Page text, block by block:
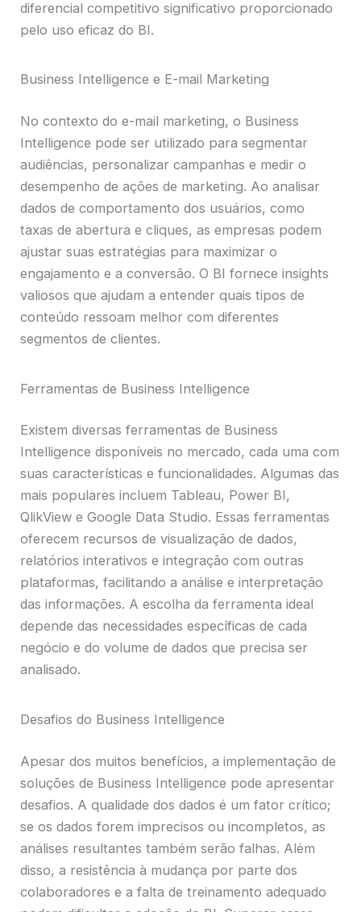
diferencial competitivo significativo proporcionado
pelo uso eficaz do BI.
Business Intelligence e E-mail Marketing
No contexto do e-mail marketing, o Business
Intelligence pode ser utilizado para segmentar
audiências, personalizar campanhas e medir o
desempenho de ações de marketing. Ao analisar
dados de comportamento dos usuários, como
taxas de abertura e cliques, as empresas podem
ajustar suas estratégias para maximizar o
engajamento e a conversão. O BI fornece insights
valiosos que ajudam a entender quais tipos de
conteúdo ressoam melhor com diferentes
segmentos de clientes.
Ferramentas de Business Intelligence
Existem diversas ferramentas de Business
Intelligence disponíveis no mercado, cada uma com
suas características e funcionalidades. Algumas das
mais populares incluem Tableau, Power BI,
QlikView e Google Data Studio. Essas ferramentas
oferecem recursos de visualização de dados,
relatórios interativos e integração com outras
plataformas, facilitando a análise e interpretação
das informações. A escolha da ferramenta ideal
depende das necessidades específicas de cada
negócio e do volume de dados que precisa ser
analisado.
Desafios do Business Intelligence
Apesar dos muitos benefícios, a implementação de
soluções de Business Intelligence pode apresentar
desafios. A qualidade dos dados é um fator crítico;
se os dados forem imprecisos ou incompletos, as
análises resultantes também serão falhas. Além
disso, a resistência à mudança por parte dos
colaboradores e a falta de treinamento adequado